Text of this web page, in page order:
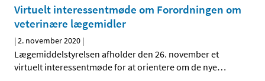
Virtuelt interessentmøde om Forordningen om
veterinære lægemidler
|2. november 2020 |
Lægemiddelstyrelsen afholder den 26. november et
virtuelt interessentmøde for at orientere om de nye…